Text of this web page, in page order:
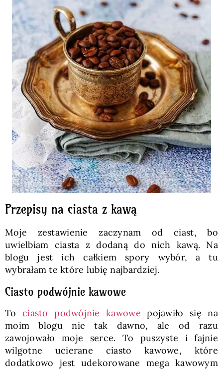
Przepisy na ciasta z kawą
Moje zestawienie zaczynam od ciast, bo
uwielbiam ciasta z dodaną do nich kawą. Na
blogu jest ich całkiem spory wybór, a tu
wybrałam te które lubię najbardziej.
Ciasto podwójnie kawowe
Tociasto podwójnie kawowe pojawiło się na
moim blogu nie tak dawno, ale od razu
zawojowało moje serce. To puszyste i fajnie
wilgotne ucierane ciasto kawowe, które
dodatkowo jest udekorowane mega kawowym